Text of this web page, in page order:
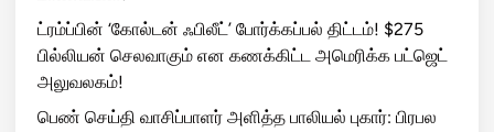
ட்ரம்ப்பின் ‘கோல்டன் ஃபிலீட்’ போர்க்கப்பல் திட்டம்! $275
பில்லியன் செலவாகும் என கணக்கிட்ட அமெரிக்க பட்ஜெட்
அலுவலகம்!
பெண் செய்தி வாசிப்பாளர் அளித்த பாலியல் புகார்: பிரபல